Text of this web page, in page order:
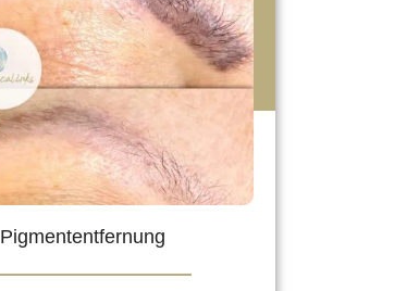
Pigmententfernung